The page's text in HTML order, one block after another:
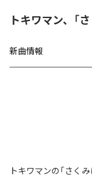
トキワマン、「
新曲情報
トキワマンの「さく